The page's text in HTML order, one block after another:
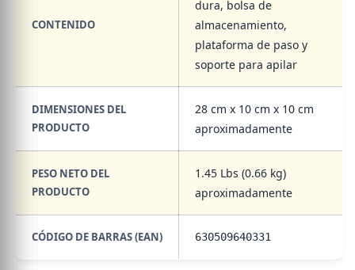
CONTENIDO
dura, bolsa de
almacenamiento,
plataforma de paso y
soporte para apilar
DIMENSIONES DEL
PRODUCTO
28 cm x 10 cm x 10 cm
aproximadamente
PESO NETO DEL
PRODUCTO
1.45 Lbs (0.66 kg)
aproximadamente
CÓDIGO DE BARRAS (EAN) 630509640331